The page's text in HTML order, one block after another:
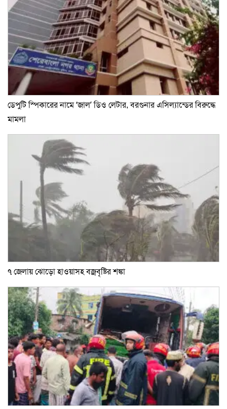
ডেপুটি স্পিকারের নামে ‘জাল’ ডিও লেটার, বরগুনার এসিল্যান্ডের বিরুদ্ধে
মামলা
৭ জেলায় ঝোড়ো হাওয়াসহ বজ্রবৃষ্টির শঙ্কা